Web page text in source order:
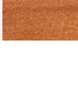
/17)GYUBIN受邀